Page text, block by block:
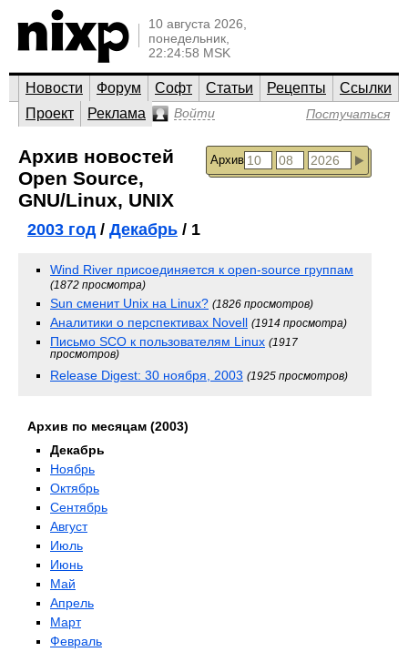
10 августа 2026,
понедельник,
22:24:58 MSK
Новости Форум Софт Статьи Рецепты
Ссылки
Проект
Реклама Войти Постучаться
Архив
Архив новостей
Open Source,
GNU/Linux, UNIX
2003 год/ Декабрь / 1
Wind River присоединяется к open-source группам
(1872 просмотра)
Sun сменит Unix на Linux? (1826 просмотров)
Аналитики о перспективах Novell (1914 просмотра)
Письмо SCO к пользователям Linux (1917
просмотров)
Release Digest: 30 ноября, 2003 (1925 просмотров)
Архив по месяцам (2003)
Декабрь
Ноябрь
Октябрь
Сентябрь
Август
Июль
Июнь
Май
Апрель
Март
Февраль